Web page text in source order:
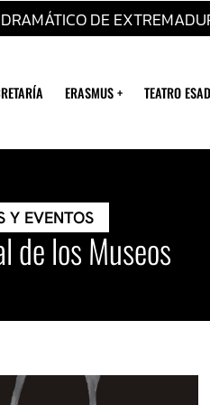
DE
ERASMUS + TEATRO
Y EVENTOS
de los Museos